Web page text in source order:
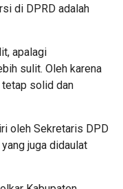
di DPRD adalah
apalagi
sulit. Oleh karena
tetap solid dan
oleh Sekretaris DPD
yang juga didaulat